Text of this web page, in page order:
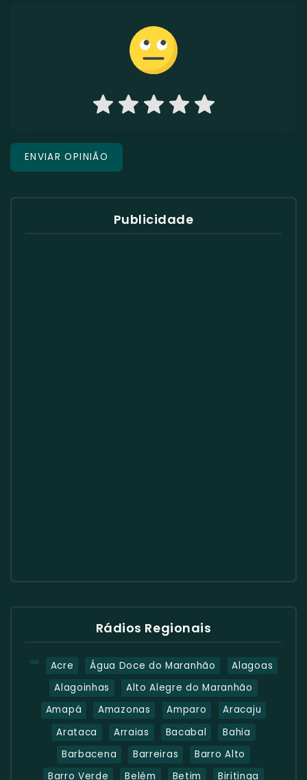
Publicidade
Rádios Regionais
Acre Água Doce do Maranhão
Alagoas
Alagoinhas
Alto Alegre do Maranhão
Amapá
Amazonas Amparo
Aracaju
Arataca
Arraias Bacabal
Bahia
Barbacena
Barreiras
Barro Alto
Barro Verde
Belém Betim Biritinga